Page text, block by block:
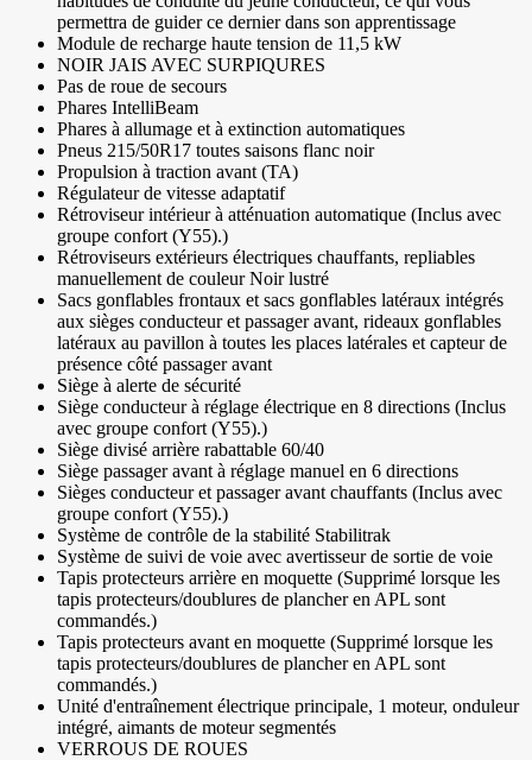
permettra de guider ce dernier dans son apprentissage
Module de recharge haute tension de 11,5 kW
NOIR JAIS AVEC SURPIQURES
Pas de roue de secours
Phares IntelliBeam
Phares à allumage et à extinction automatiques
Pneus 215/50R17 toutes saisons flanc noir
Propulsion à traction avant (TA)
Régulateur de vitesse adaptatif
Rétroviseur intérieur à atténuation automatique (Inclus avec
groupe confort (Y55).)
Rétroviseurs extérieurs électriques chauffants, repliables
manuellement de couleur Noir lustré
Sacs gonflables frontaux et sacs gonflables latéraux intégrés
aux sièges conducteur et passager avant, rideaux gonflables
latéraux au pavillon à toutes les places latérales et capteur de
présence côté passager avant
Siège à alerte de sécurité
Siège conducteur à réglage électrique en 8 directions (Inclus
avec groupe confort (Y55).)
Siège divisé arrière rabattable 60/40
Siège passager avant à réglage manuel en 6 directions
Sièges conducteur et passager avant chauffants (Inclus avec
groupe confort (Y55).)
Système de contrôle de la stabilité Stabilitrak
Système de suivi de voie avec avertisseur de sortie de voie
Tapis protecteurs arrière en moquette (Supprimé lorsque les
tapis protecteurs/doublures de plancher en APL sont
commandés.)
Tapis protecteurs avant en moquette (Supprimé lorsque les
tapis protecteurs/doublures de plancher en APL sont
commandés.)
Unité d'entraînement électrique principale, 1 moteur, onduleur
intégré, aimants de moteur segmentés
VERROUS DE ROUES